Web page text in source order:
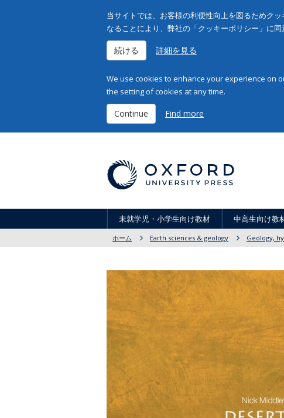
当サイトでは、お客様の利便性向上を図るためク
なることにより、弊社の「クッキーポリシー」に
続ける 詳細を見る
We use cookies to enhance your experience on
the setting of cookies at any time.
Continue Find more
未就学児・小学生向け教材 中高生向け教
ホーム Earth sciences & geology Geology,